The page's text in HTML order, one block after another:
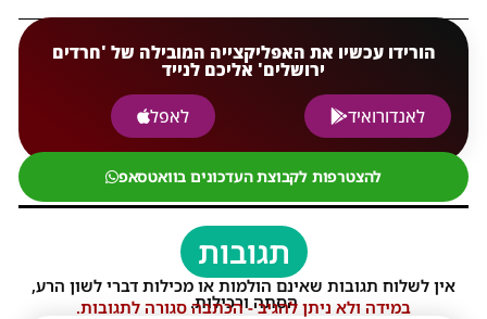
הורידו עכשיו את האפליקצייה המובילה של 'חרדים
ירושלים' אליכם לנייד
לאנדורואיד
לאפל
להצטרפות לקבוצת העדכונים בוואטסאפ
תגובות
אין לשלוח תגובות שאינם הולמות או מכילות דברי לשון הרע,
הסתה ורכילות.
במידה ולא ניתן להגיב - הכתבה סגורה לתגובות.